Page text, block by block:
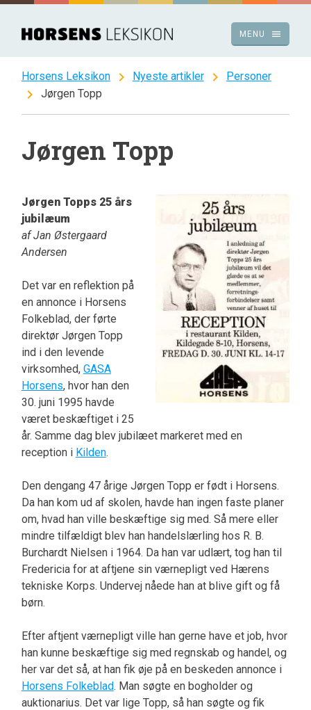
Spring
indhold
menu
MENU
Horsens Leksikon chevron_right Nyeste artikler chevron_right Personer
chevron_right Jørgen Topp
Jørgen Topp
Jørgen Topps 25 års
jubilæum
af Jan Østergaard
Andersen
Det var en reflektion på
en annonce i Horsens
Folkeblad, der førte
direktør Jørgen Topp
ind i den levende
virksomhed, GASA
Horsens, hvor han den
30. juni 1995 havde
været beskæftiget i 25
år. Samme dag blev jubilæet markeret med en
reception i Kilden.
Den dengang 47 årige Jørgen Topp er født i Horsens.
Da han kom ud af skolen, havde han ingen faste planer
om, hvad han ville beskæftige sig med. Så mere eller
mindre tilfældigt blev han handelslærling hos R. B.
Burchardt Nielsen i 1964. Da han var udlært, tog han til
Fredericia for at aftjene sin værnepligt ved Hærens
tekniske Korps. Undervej nåede han at blive gift og få
børn.
Efter aftjent værnepligt ville han gerne have et job, hvor
han kunne beskæftige sig med regnskab og handel, og
her var det så, at han fik øje på en beskeden annonce i
Horsens Folkeblad. Man søgte en bogholder og
auktionarius. Det var lige Topp, så han søgte og fik